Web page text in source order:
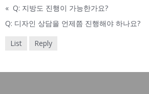
« Q: 지방도 진행이 가능한가요?
Q: 디자인 상담을 언제쯤 진행해야 하나요?
List Reply